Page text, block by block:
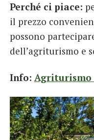
Perché ci piace:
il prezzo
possono
dell’agriturismo e
Info: Agriturismo